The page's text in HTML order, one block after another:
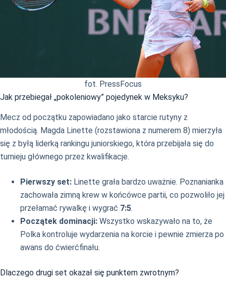
fot. PressFocus
Jak przebiegał „pokoleniowy” pojedynek w Meksyku?
Mecz od początku zapowiadano jako starcie rutyny z
młodością. Magda Linette (rozstawiona z numerem 8) mierzyła
się z byłą liderką rankingu juniorskiego, która przebijała się do
turnieju głównego przez kwalifikacje.
Pierwszy set: Linette grała bardzo uważnie. Poznanianka
zachowała zimną krew w końcówce partii, co pozwoliło jej
przełamać rywalkę i wygrać 7:5.
Początek dominacji: Wszystko wskazywało na to, że
Polka kontroluje wydarzenia na korcie i pewnie zmierza po
awans do ćwierćfinału.
Dlaczego drugi set okazał się punktem zwrotnym?